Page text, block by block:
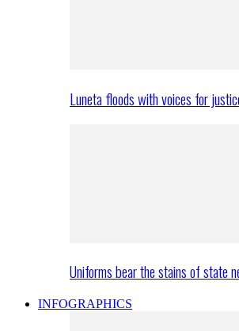
Luneta floods with voices for
Uniforms bear the stains of state
INFOGRAPHICS